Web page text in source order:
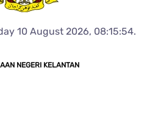
10 August 2026, 08:15:54.
NEGERI KELANTAN